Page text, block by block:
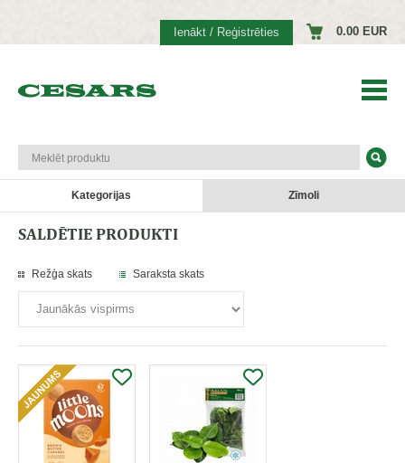
Ienākt / Reģistrēties 0.00 EUR
Kategorijas Zīmoli
SALDĒTIE PRODUKTI
Režģa skats Saraksta skats